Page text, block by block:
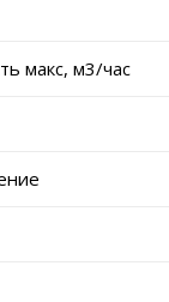
макс, м3/час